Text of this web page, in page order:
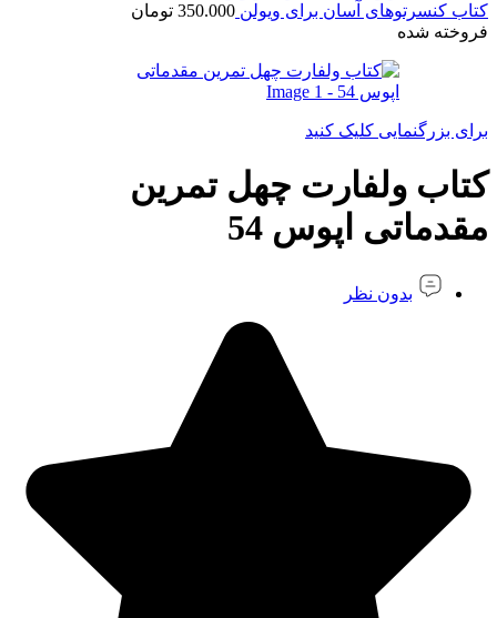
کتاب کنسرتوهای آسان برای ویولن 350.000 تومان
فروخته شده
برای بزرگنمایی کلیک کنید
کتاب ولفارت چهل تمرین
مقدماتی اپوس 54
بدون نظر